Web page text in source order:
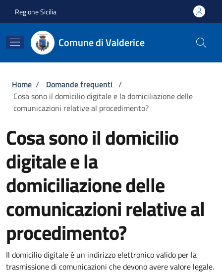
Regione Sicilia
Comune di Valderice
Briciole di pane
Home / Domande frequenti /
Cosa sono il domicilio digitale e la domiciliazione delle
comunicazioni relative al procedimento?
Cosa sono il domicilio
digitale e la
domiciliazione delle
comunicazioni relative al
procedimento?
Il domicilio digitale è un indirizzo elettronico valido per la
trasmissione di comunicazioni che devono avere valore legale.